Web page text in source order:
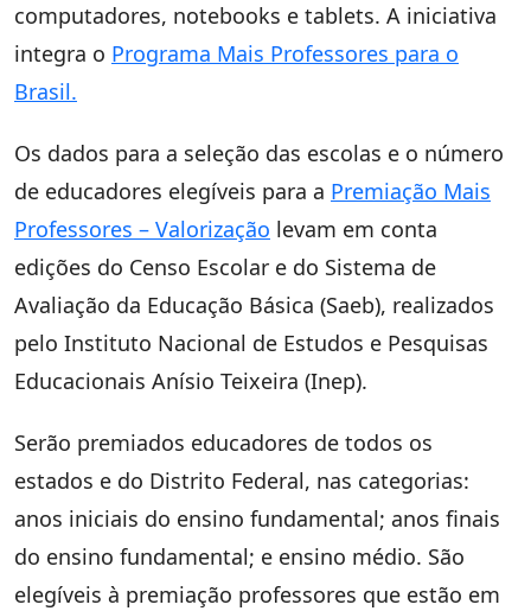
computadores, notebooks e tablets. A iniciativa
integra o Programa Mais Professores para o
Brasil.
Os dados para a seleção das escolas e o número
de educadores elegíveis para a Premiação Mais
Professores – Valorização levam em conta
edições do Censo Escolar e do Sistema de
Avaliação da Educação Básica (Saeb), realizados
pelo Instituto Nacional de Estudos e Pesquisas
Educacionais Anísio Teixeira (Inep).
Serão premiados educadores de todos os
estados e do Distrito Federal, nas categorias:
anos iniciais do ensino fundamental; anos finais
do ensino fundamental; e ensino médio. São
elegíveis à premiação professores que estão em